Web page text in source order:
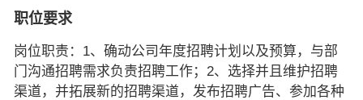
职位要求
岗位职责：1、确动公司年度招聘计划以及预算，与部
门沟通招聘需求负责招聘工作；2、选择并且维护招聘
渠道，并拓展新的招聘渠道，发布招聘广告、参加各种